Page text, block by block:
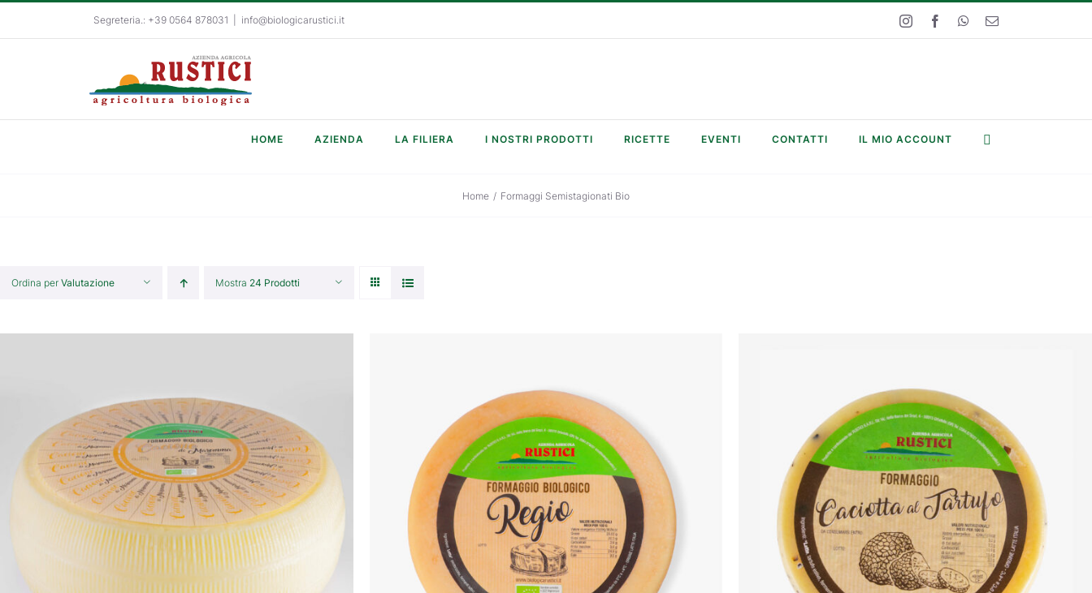
Segreteria.: +39 0564 878031 info@biologicarustici.it InstagramFacebookWhatsApp
Email
HOME AZIENDA LA FILIERA I NOSTRI PRODOTTI RICETTE EVENTI CONTATTI IL MIO ACCOUNT
Home / Formaggi Semistagionati Bio
Ordina perValutazione Mostra 24 Prodotti
ANTEPRIMA RAPIDA
ANTEPRIMA RAPIDA ANTEPRIMA RAPIDA